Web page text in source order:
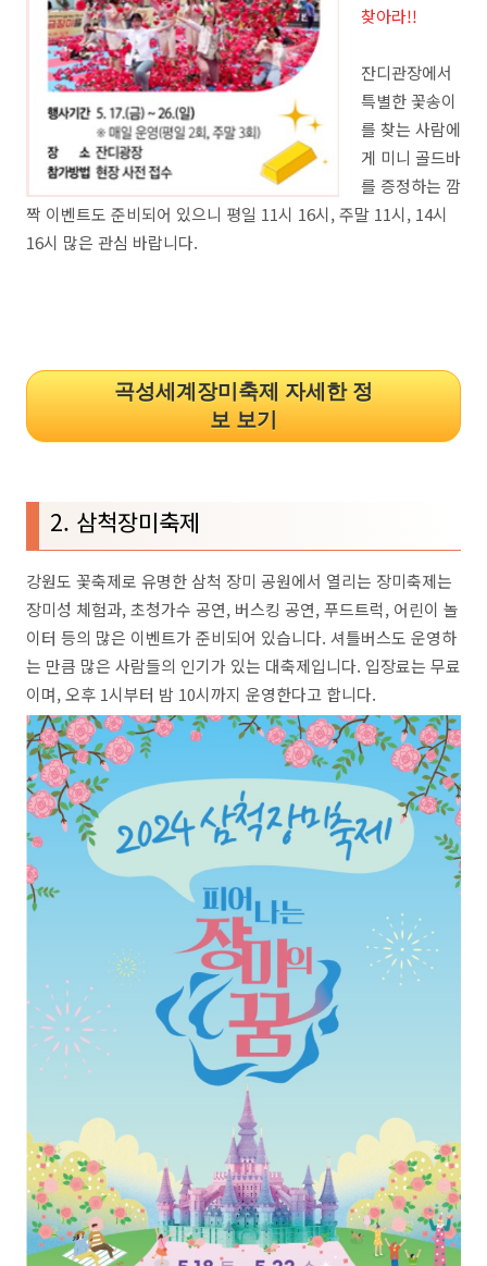
찾아라!!
잔디관장에서
특별한 꽃송이
를 찾는 사람에
게 미니 골드바
를 증정하는 깜
짝 이벤트도 준비되어 있으니 평일 11시 16시, 주말 11시, 14시
16시 많은 관심 바랍니다.
곡성세계장미축제 자세한 정
보 보기
2. 삼척장미축제
강원도 꽃축제로 유명한 삼척 장미 공원에서 열리는 장미축제는
장미성 체험과, 초청가수 공연, 버스킹 공연, 푸드트럭, 어린이 놀
이터 등의 많은 이벤트가 준비되어 있습니다. 셔틀버스도 운영하
는 만큼 많은 사람들의 인기가 있는 대축제입니다. 입장료는 무료
이며, 오후 1시부터 밤 10시까지 운영한다고 합니다.